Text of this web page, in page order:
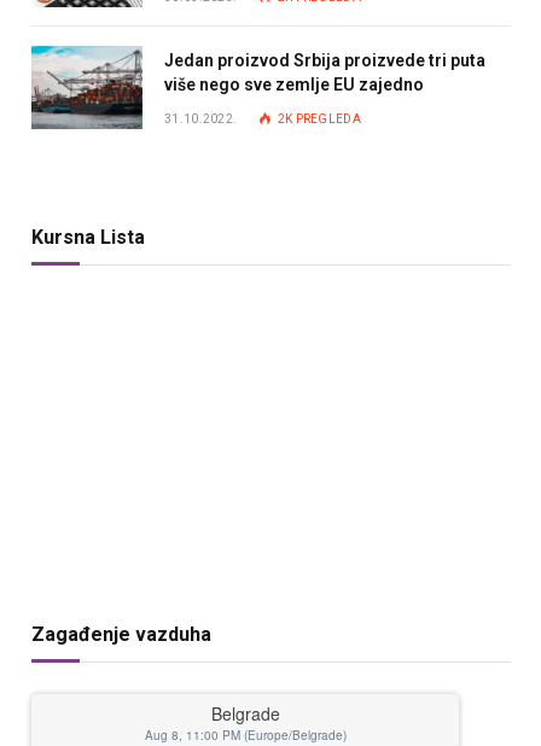
Jedan proizvod Srbija proizvede tri puta
više nego sve zemlje EU zajedno
31.10.2022. 2K PREGLEDA
Kursna Lista
Zagađenje vazduha
Belgrade
Aug 8, 11:00 PM (Europe/Belgrade)